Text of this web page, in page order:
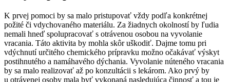
K prvej pomoci by sa malo pristupovať vždy podľa konkrétnej
požité či vdychovaného materiálu. Za žiadnych okolností by ľudia
nemali hneď spolupracovať s otrávenou osobou na vyvolanie
vracania. Táto aktivita by mohla skôr uškodiť. Dajme tomu pri
vdýchnutí určitého chemického prípravku možno očakávať výskyt
postihnutého a namáhavého dýchania. Vyvolanie núteného vracania
by sa malo realizovať až po konzultácii s lekárom. Ako prvý by
u otrávenej osoby mala byť vykonaná nasledujúca činnosť a tou je